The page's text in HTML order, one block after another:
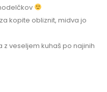
kopite obliznit, midva jo
z veseljem kuhaš po najinih